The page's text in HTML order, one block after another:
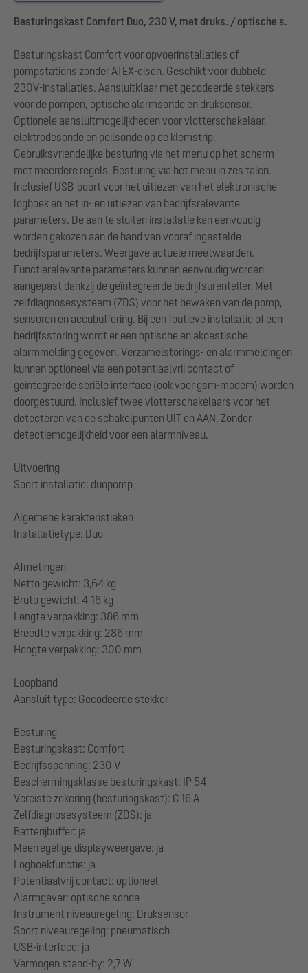
Besturingskast Comfort Duo, 230 V, met druks. / optische s.
Besturingskast Comfort voor opvoerinstallaties of
pompstations zonder ATEX-eisen. Geschikt voor dubbele
230V-installaties. Aansluitklaar met gecodeerde stekkers
voor de pompen, optische alarmsonde en druksensor.
Optionele aansluitmogelijkheden voor vlotterschakelaar,
elektrodesonde en peilsonde op de klemstrip.
Gebruiksvriendelijke besturing via het menu op het scherm
met meerdere regels. Besturing via het menu in zes talen.
Inclusief USB-poort voor het uitlezen van het elektronische
logboek en het in- en uitlezen van bedrijfsrelevante
parameters. De aan te sluiten installatie kan eenvoudig
worden gekozen aan de hand van vooraf ingestelde
bedrijfsparameters. Weergave actuele meetwaarden.
Functierelevante parameters kunnen eenvoudig worden
aangepast dankzij de geïntegreerde bedrijfsurenteller. Met
zelfdiagnosesysteem (ZDS) voor het bewaken van de pomp,
sensoren en accubuffering. Bij een foutieve installatie of een
bedrijfsstoring wordt er een optische en akoestische
alarmmelding gegeven. Verzamelstorings- en alarmmeldingen
kunnen optioneel via een potentiaalvrij contact of
geïntegreerde seriële interface (ook voor gsm-modem) worden
doorgestuurd. Inclusief twee vlotterschakelaars voor het
detecteren van de schakelpunten UIT en AAN. Zonder
detectiemogelijkheid voor een alarmniveau.
Uitvoering
Soort installatie: duopomp
Algemene karakteristieken
Installatietype: Duo
Afmetingen
Netto gewicht: 3,64 kg
Bruto gewicht: 4,16 kg
Lengte verpakking: 386 mm
Breedte verpakking: 286 mm
Hoogte verpakking: 300 mm
Loopband
Aansluit type: Gecodeerde stekker
Besturing
Besturingskast: Comfort
Bedrijfsspanning: 230 V
Beschermingsklasse besturingskast: IP 54
Vereiste zekering (besturingskast): C 16 A
Zelfdiagnosesysteem (ZDS): ja
Batterijbuffer: ja
Meerregelige displayweergave: ja
Logboekfunctie: ja
Potentiaalvrij contact: optioneel
Alarmgever: optische sonde
Instrument niveauregeling: Druksensor
Soort niveauregeling: pneumatisch
USB-interface: ja
Vermogen stand-by: 2,7 W